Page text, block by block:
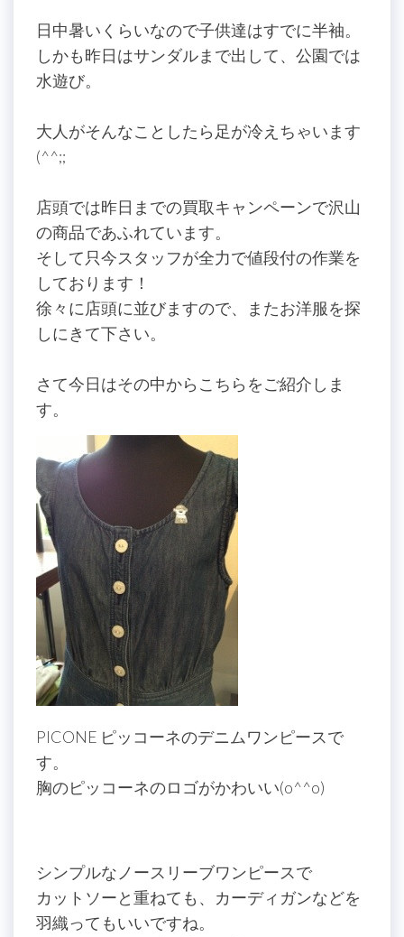
日中暑いくらいなので子供達はすでに半袖。
しかも昨日はサンダルまで出して、公園では
水遊び。
大人がそんなことしたら足が冷えちゃいます
(^^;;
店頭では昨日までの買取キャンペーンで沢山
の商品であふれています。
そして只今スタッフが全力で値段付の作業を
しております！
徐々に店頭に並びますので、またお洋服を探
しにきて下さい。
さて今日はその中からこちらをご紹介しま
す。
PICONE ピッコーネのデニムワンピースで
す。
胸のピッコーネのロゴがかわいい(o^^o)
シンプルなノースリーブワンピースで
カットソーと重ねても、カーディガンなどを
羽織ってもいいですね。